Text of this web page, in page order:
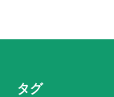
タグ